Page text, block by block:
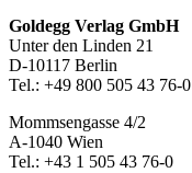
Footer-
Section
Goldegg Verlag GmbH
Unter den Linden 21
D-10117 Berlin
Tel.: +49 800 505 43 76-0
Mommsengasse 4/2
A-1040 Wien
Tel.: +43 1 505 43 76-0